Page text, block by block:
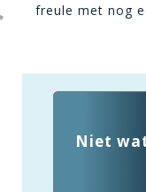
freule met nog
Niet